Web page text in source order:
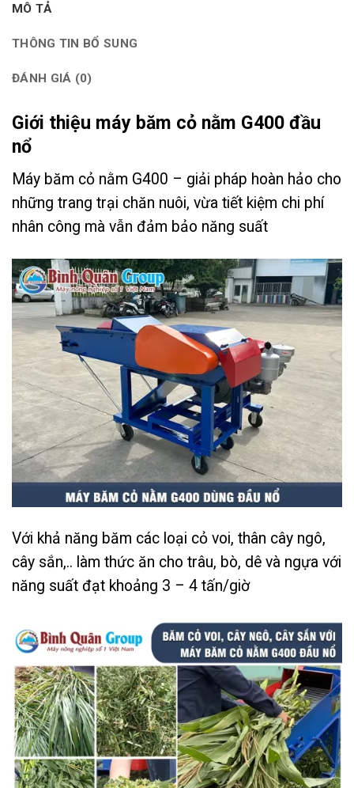
MÔ TẢ
THÔNG TIN BỔ SUNG
ĐÁNH GIÁ (0)
Giới thiệu máy băm cỏ nằm G400 đầu
nổ
Máy băm cỏ nằm G400 – giải pháp hoàn hảo cho
những trang trại chăn nuôi, vừa tiết kiệm chi phí
nhân công mà vẫn đảm bảo năng suất
Với khả năng băm các loại cỏ voi, thân cây ngô,
cây sắn,.. làm thức ăn cho trâu, bò, dê và ngựa với
năng suất đạt khoảng 3 – 4 tấn/giờ